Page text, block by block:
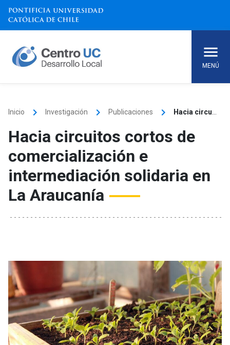
Skip
content
MENÚ
Inicio keyboard_arrow_right Investigación keyboard_arrow_right Publicaciones keyboard_arrow_right
Hacia circuitos cortos de
comercialización e
intermediación solidaria en
La Araucanía